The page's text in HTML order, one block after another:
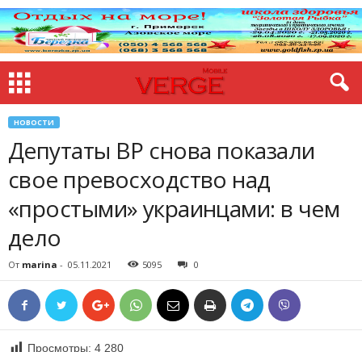
НОВОСТИ
Депутаты ВР снова показали
свое превосходство над
«простыми» украинцами: в чем
дело
От marina - 05.11.2021 5095 0
Просмотры: 4 280